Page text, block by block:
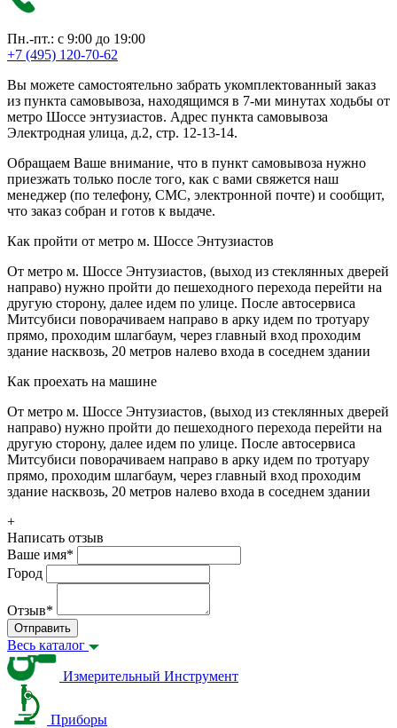
Пн.-пт.: с 9:00 до 19:00
+7 (495) 120-70-62
Вы можете самостоятельно забрать укомплектованный заказ
из пункта самовывоза, находящимся в 7-ми минутах ходьбы от
метро Шоссе энтузиастов. Адрес пункта самовывоза
Электродная улица, д.2, стр. 12-13-14.
Обращаем Ваше внимание, что в пункт самовывоза нужно
приезжать только после того, как с вами свяжется наш
менеджер (по телефону, СМС, электронной почте) и сообщит,
что заказ собран и готов к выдаче.
Как пройти от метро м. Шоссе Энтузиастов
От метро м. Шоссе Энтузиастов, (выход из стеклянных дверей
направо) нужно пройти до пешеходного перехода перейти на
другую сторону, далее идем по улице. После автосервиса
Митсубиси поворачиваем направо в арку идем по тротуару
прямо, проходим шлагбаум, через главный вход проходим
здание насквозь, 20 метров налево входа в соседнем здании
Как проехать на машине
От метро м. Шоссе Энтузиастов, (выход из стеклянных дверей
направо) нужно пройти до пешеходного перехода перейти на
другую сторону, далее идем по улице. После автосервиса
Митсубиси поворачиваем направо в арку идем по тротуару
прямо, проходим шлагбаум, через главный вход проходим
здание насквозь, 20 метров налево входа в соседнем здании
+
Написать отзыв
Ваше имя*
Город
Отзыв*
Отправить
Весь каталог
Измерительный Инструмент
Приборы